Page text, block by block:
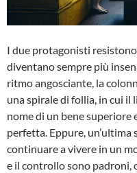
I due protagonisti
diventano sempre più
ritmo angosciante, la
una spirale di follia, in cui il
nome di un bene superiore
perfetta. Eppure, un’ultima
continuare a vivere in un
e il controllo sono padroni,